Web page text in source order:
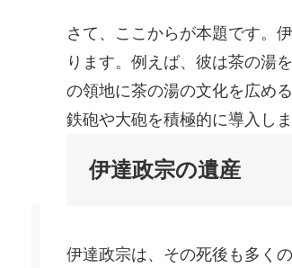
さて、ここからが本題です。
ります。例えば、彼は茶の湯
の領地に茶の湯の文化を広め
鉄砲や大砲を積極的に導入し
伊達政宗の遺産
伊達政宗は、その死後も多く